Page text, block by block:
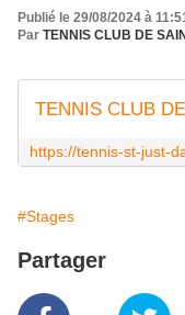
Publié le 29/08/2024 à
Par TENNIS CLUB DE
TENNIS CLUB
#Stages
Partager